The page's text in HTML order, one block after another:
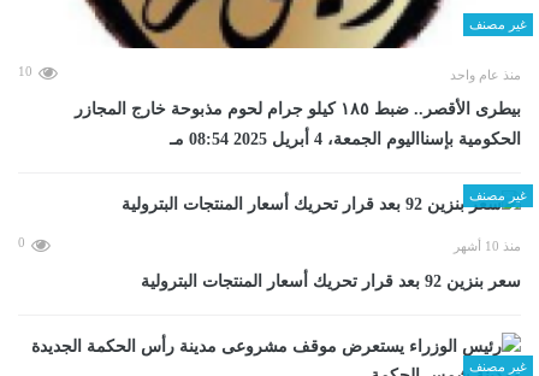
غير مصنف
منذ عام واحد 10
بيطرى الأقصر.. ضبط ١٨٥ كيلو جرام لحوم مذبوحة خارج المجازر
الحكومية بإسنااليوم الجمعة، 4 أبريل 2025 08:54 مـ
غير مصنف
منذ 10 أشهر 0
سعر بنزين 92 بعد قرار تحريك أسعار المنتجات البترولية
غير مصنف